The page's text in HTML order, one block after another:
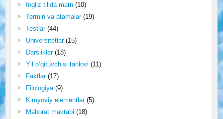
Ingliz tilida matn(10)
Termin va atamalar(19)
Testlar(44)
Universitetlar(15)
Darsliklar(18)
Yil o‘qituvchisi tanlovi (11)
Faktlar(17)
Filologiya(9)
Kimyoviy elementlar(5)
Mahorat maktabi (18)